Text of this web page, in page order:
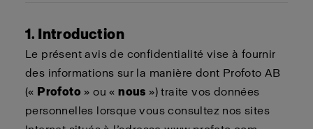
1. Introduction
Le présent avis de confidentialité vise à fournir
des informations sur la manière dont Profoto AB
(« Profoto » ou «nous ») traite vos données
personnelles lorsque vous consultez nos sites